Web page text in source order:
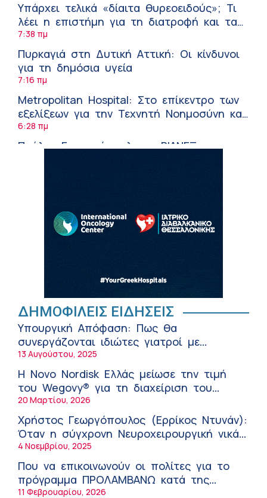
Υπάρχει τελικά «δίαιτα θυρεοειδούς»; Τι
λέει η επιστήμη για τη διατροφή και τα
συμπληρώματα
7:38 πμ
Πυρκαγιά στη Δυτική Αττική: Οι κίνδυνοι
για τη δημόσια υγεία
7:16 πμ
Metropolitan Hospital: Στο επίκεντρο των
εξελίξεων για την Τεχνητή Νοημοσύνη και
την Ογκολογία
6:28 πμ
Παύλος Γιαννακόπουλος – ΒΙΑΝΕΞ
Σε Λαμία και Καρδίτσα ο Υπουργός Υγείας
Άδ. Γεωργιάδης για την παραλαβή 7
Πόσο μας επηρεάζει ο ύπνος με
ανεμιστήρα ή air-condition το καλοκαίρι
11:34 πμ
Randy Schekman, Νομπελίστας Ιατρικής:
«Σε πέντε χρόνια μπορεί να έχουμε
θεραπεία που αναστέλλει την εξέλιξη του
Πάρκινσον»
9:24 πμ
Αντώνης Βουκλαρής – «ΕΡΡΙΚΟΣ ΝΤΥΝΑΝ»
9:18 πμ
Πώς να προλάβετε και να αντιμετωπίσετε
τη διάρροια των ταξιδιωτών
8:30 πμ
Ευμενής Καραφυλλίδης (Metropolitan
General): Γιατί η διατροφή πρέπει να
καθοδηγείται από κλινικό διαιτολόγο;
7:37 πμ
Ιωάννης Μπολέτης – ΩΝΑΣΕΙΟ
ΔΗΜΟΦΙΛΕΙΣ ΕΙΔΗΣΕΙΣ
Υπουργική Απόφαση: Πως θα
συνεργάζονται ιδιώτες γιατροί με
νοσοκομεία του δημοσίου συστήματος
υγείας
13 Αυγούστου, 2025
Η Novo Nordisk Ελλάς μείωσε την τιμή
του Wegovy® για τη διαχείριση του
βάρους
20 Μαρτίου, 2026
Χρήστος Γεωργόπουλος (Ερρίκος Ντυνάν):
Όταν η σύγχρονη Νευροχειρουργική νικά
το φόβο!
4 Νοεμβρίου, 2025
Που να επικοινωνούν οι πολίτες για το
πρόγραμμα ΠΡΟΛΑΜΒΑΝΩ κατά της
παχυσαρκίας
11 Φεβρουαρίου, 2026